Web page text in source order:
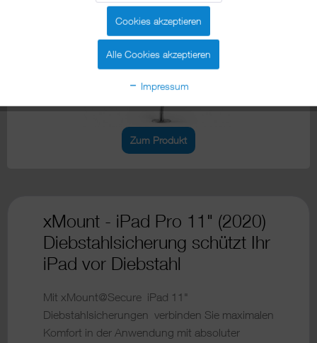
Zum Produkt
xMount - iPad Pro 11" (2020)
Diebstahlsicherung schützt Ihr
iPad vor Diebstahl
Mit xMount@Secure iPad 11"
Diebstahlsicherungen verbinden Sie maximalen
Komfort in der Anwendung mit absoluter
Cookies akzeptieren
Alle Cookies akzeptieren
Impressum